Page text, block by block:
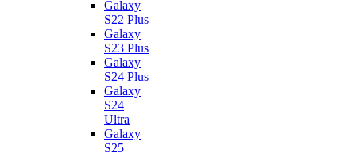
Galaxy
S22 Plus
Galaxy
S23 Plus
Galaxy
S24 Plus
Galaxy
S24
Ultra
Galaxy
S25